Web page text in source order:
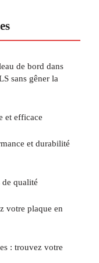
de bord dans
sans gêner la
et efficace
et durabilité
de qualité
votre plaque en
: trouvez votre